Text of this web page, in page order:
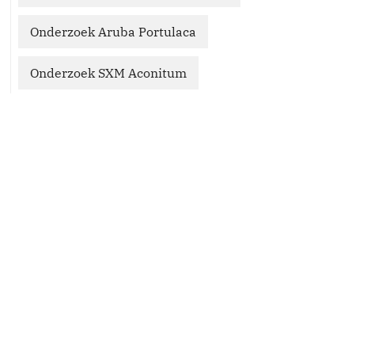
Onderzoek Aruba Portulaca
Onderzoek SXM Aconitum